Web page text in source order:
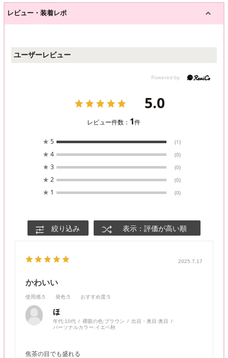
レビュー・装着レポ
ユーザーレビュー
5.0
レビュー件数： 1件
★ 5 (1)
★ 4 (0)
★ 3 (0)
★ 2 (0)
★ 1 (0)
絞り込み 表示：評価が高い順
2025.7.17
かわいい
使用感:5 発色:5 おすすめ度:5
ほ
年代:10代 裸眼の色:ブラウン 出目・奥目:奥目
パーソナルカラー:イエベ秋
焦茶の目でも盛れる